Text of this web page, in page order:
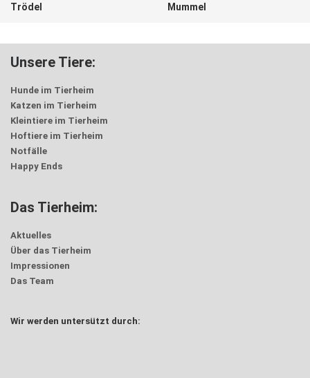
Trödel Mummel
Unsere Tiere:
Hunde im Tierheim
Katzen im Tierheim
Kleintiere im Tierheim
Hoftiere im Tierheim
Notfälle
Happy Ends
Das Tierheim:
Aktuelles
Über das Tierheim
Impressionen
Das Team
Wir werden untersützt durch: